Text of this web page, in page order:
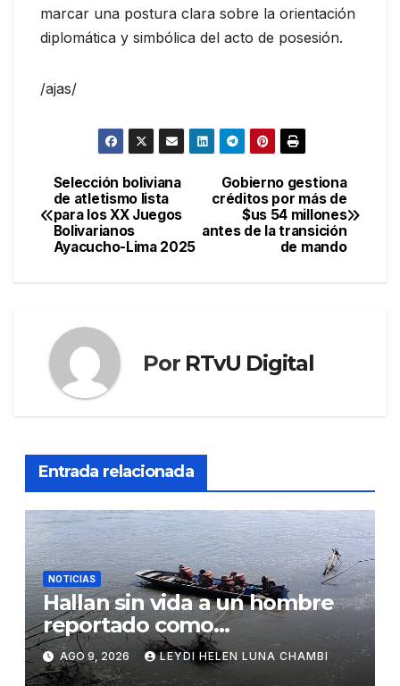
marcar una postura clara sobre la orientación
diplomática y simbólica del acto de posesión.
/ajas/
Navegación
de
entradas
Gobierno gestiona
créditos por más de
$us 54 millones
antes de la transición
de mando
Selección boliviana
de atletismo lista
para los XX Juegos
Bolivarianos
Ayacucho-Lima 2025
Por RTvU Digital
Entrada relacionada
NOTICIAS
Hallan sin vida a un hombre
reportado como
desaparecido en Villa Tunari
AGO 9, 2026 LEYDI HELEN LUNA CHAMBI